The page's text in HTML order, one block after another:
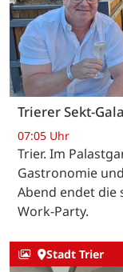
Trierer Sekt-
07:05 Uhr
Trier. Im
Gastronomie
Abend endet die
Work-Party.
Stadt Trier